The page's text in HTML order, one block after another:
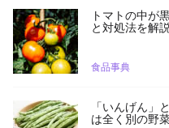
トマトの中が
と対処法を解説
食品事典
「いんげん」
は全く別の野